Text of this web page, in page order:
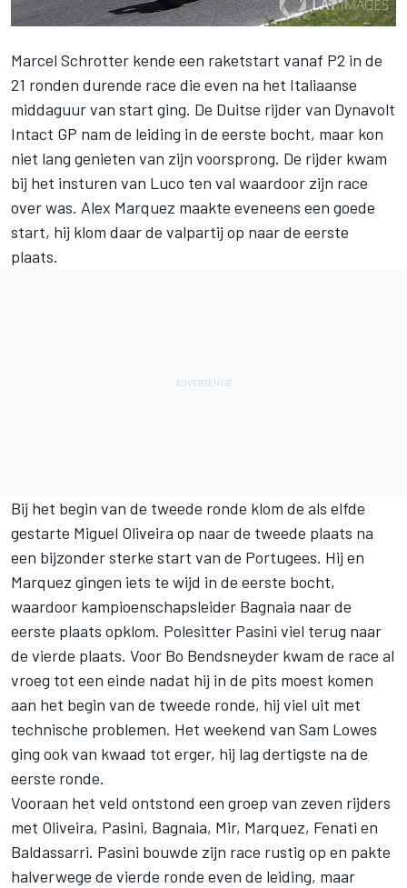
Marcel Schrotter kende een raketstart vanaf P2 in de
21 ronden durende race die even na het Italiaanse
middaguur van start ging. De Duitse rijder van Dynavolt
Intact GP nam de leiding in de eerste bocht, maar kon
niet lang genieten van zijn voorsprong. De rijder kwam
bij het insturen van Luco ten val waardoor zijn race
over was. Alex Marquez maakte eveneens een goede
start, hij klom daar de valpartij op naar de eerste
plaats.
Bij het begin van de tweede ronde klom de als elfde
gestarte Miguel Oliveira op naar de tweede plaats na
een bijzonder sterke start van de Portugees. Hij en
Marquez gingen iets te wijd in de eerste bocht,
waardoor kampioenschapsleider Bagnaia naar de
eerste plaats opklom. Polesitter Pasini viel terug naar
de vierde plaats. Voor Bo Bendsneyder kwam de race al
vroeg tot een einde nadat hij in de pits moest komen
aan het begin van de tweede ronde, hij viel uit met
technische problemen. Het weekend van Sam Lowes
ging ook van kwaad tot erger, hij lag dertigste na de
eerste ronde.
Vooraan het veld ontstond een groep van zeven rijders
met Oliveira, Pasini, Bagnaia, Mir, Marquez, Fenati en
Baldassarri. Pasini bouwde zijn race rustig op en pakte
halverwege de vierde ronde even de leiding, maar